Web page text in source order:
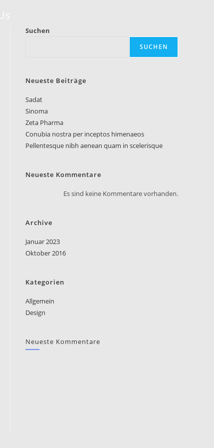
Suchen
SUCHEN
Neueste Beiträge
Sadat
Sinoma
Zeta Pharma
Conubia nostra per inceptos himenaeos
Pellentesque nibh aenean quam in scelerisque
Neueste Kommentare
Es sind keine Kommentare vorhanden.
Archive
Januar 2023
Oktober 2016
Kategorien
Allgemein
Design
Neueste Kommentare